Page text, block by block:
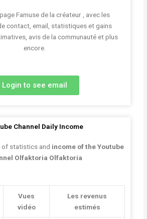
Famuse de la créateur , avec les
contact, email, statistiques et gains
avis de la communauté et plus
encore.
Login to see email
Channel Daily Income
of statistics and income of the Youtube
Olfaktoria Olfaktoria
Vues
vidéo
Les revenus
estimés